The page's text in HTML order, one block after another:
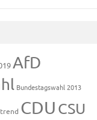
AfD
Bundestagswahl 2013
CDUCSU